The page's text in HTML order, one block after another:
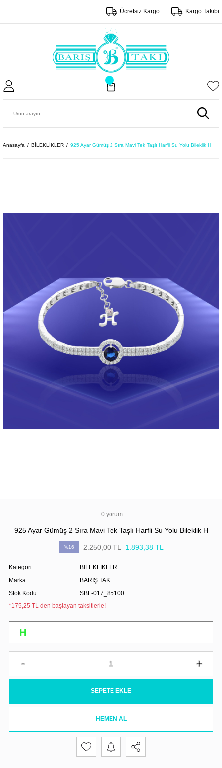
Ücretsiz Kargo Kargo Takibi
Anasayfa BİLEKLİKLER 925 Ayar Gümüş 2 Sıra Mavi Tek Taşlı Harfli Su Yolu Bileklik H
0 yorum
925 Ayar Gümüş 2 Sıra Mavi Tek Taşlı Harfli Su Yolu Bileklik H
%16 2.250,00 TL 1.893,38 TL
Kategori
BİLEKLİKLER
Marka
BARIŞ TAKI
Stok Kodu
SBL-017_85100
*175,25 TL den başlayan taksitlerle!
SEPETE EKLE
HEMEN AL